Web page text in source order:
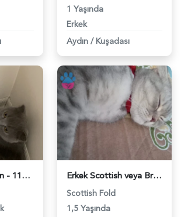
1 Yaşında
Erkek
Aydın / Kuşadası
Scotis cana yakın - 118979731 Erkek Scottish veya Brittish - 118978917
Scottish Fold
1,5 Yaşında